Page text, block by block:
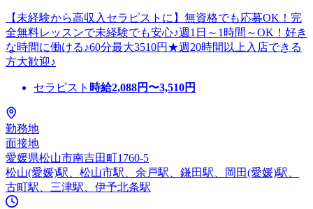
【未経験から高収入セラピストに】無資格でも応募OK！完
全無料レッスンで未経験でも安心♪週1日～1時間～OK！好き
な時間に働ける♪60分最大3510円★週20時間以上入店できる
方大歓迎♪
セラピスト 時給2,088円〜3,510円
勤務地
面接地
愛媛県松山市南吉田町1760-5
松山(愛媛)駅、松山市駅、余戸駅、鎌田駅、岡田(愛媛)駅、
古町駅、三津駅、伊予北条駅